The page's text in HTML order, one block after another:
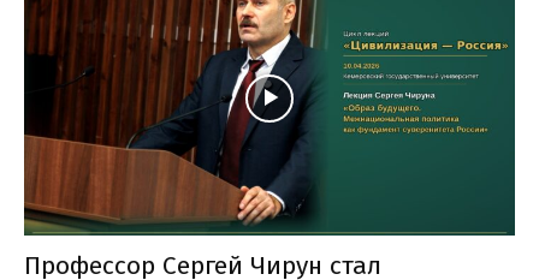
Профессор Сергей Чирун стал